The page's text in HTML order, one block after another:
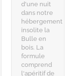
d'une nuit
dans notre
hébergement
insolite la
Bulle en
bois. La
formule
comprend
l'apéritif de